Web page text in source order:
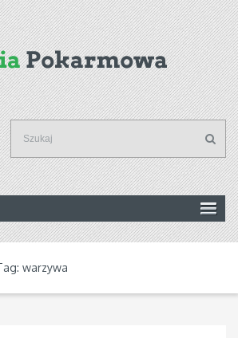
warzywa